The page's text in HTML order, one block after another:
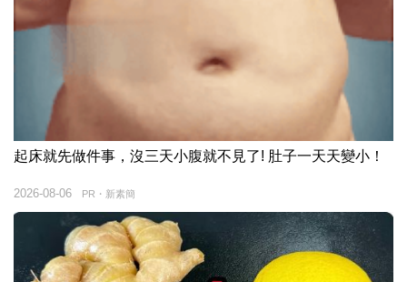
起床就先做件事，沒三天小腹就不見了! 肚子一天天變小！
PR・新素簡
2026-08-06